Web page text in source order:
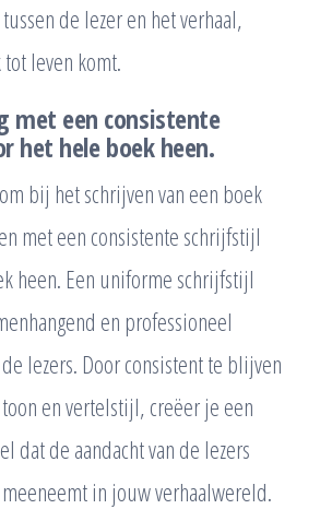
de lezer en het verhaal,
leven komt.
met een consistente
het hele boek heen.
bij het schrijven van een boek
met een consistente schrijfstijl
heen. Een uniforme schrijfstijl
en professioneel
lezers. Door consistent te blijven
en vertelstijl, creëer je een
dat de aandacht van de lezers
in jouw verhaalwereld.